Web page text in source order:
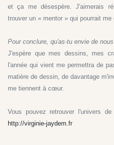
et ça me désespère. J'aimerais
trouver un « mentor » qui pourrait me
Pour conclure, qu'as-tu envie de
J'espère que mes dessins, mes
l'année qui vient me permettra de
matière de dessin, de davantage
me tiennent à cœur.
Vous pouvez retrouver l'univers
http://virginie-jaydem.fr